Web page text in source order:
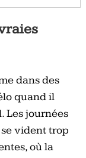
dans des
quand il
Les journées
vident trop
où la